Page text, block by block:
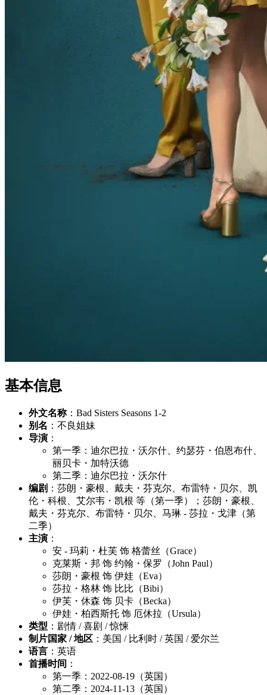
基本信息
外文名称：Bad Sisters Seasons 1-2
别名 ：不良姐妹
导演 ：
第一季：迪尔巴拉・沃尔什、约瑟芬・伯恩布什、
丽贝卡・加特沃德
第二季：迪尔巴拉・沃尔什
编剧 ：莎朗・豪根、戴夫・芬克尔、布雷特・贝尔、凯
伦・科根、艾尔韦・凯根 等（第一季）；莎朗・豪根、
戴夫・芬克尔、布雷特・贝尔、马琳 - 莎拉・戈津（第
二季）
主演 ：
安 - 玛莉・杜芙 饰 格蕾丝（Grace）
克莱斯・邦 饰 约翰・保罗（John Paul）
莎朗・豪根 饰 伊娃（Eva）
莎拉・格林 饰 比比（Bibi）
伊芙・休森 饰 贝卡（Becka）
伊娃・柏西斯托 饰 厄休拉（Ursula）
类型 ：剧情 / 喜剧 / 惊悚
制片国家 / 地区 ：美国 / 比利时 / 英国 / 爱尔兰
语言 ：英语
首播时间 ：
第一季：2022-08-19（英国）
第二季：2024-11-13（英国）